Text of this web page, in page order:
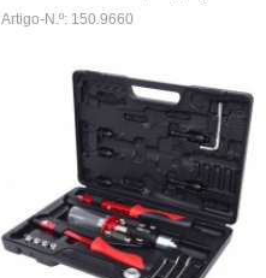
Artigo-N.º: 150.9660